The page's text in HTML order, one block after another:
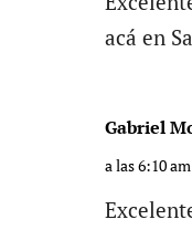
acá en
Gabriel
a las 6:10 am